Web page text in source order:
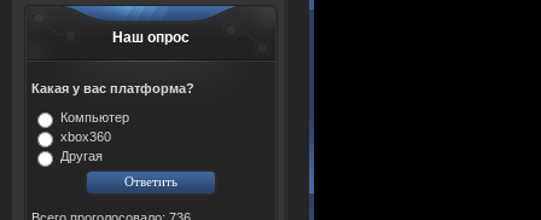
Наш опрос
Какая у вас платформа?
Компьютер
xbox360
Другая